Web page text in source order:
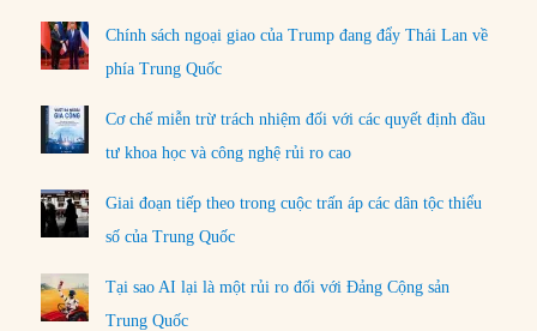
Chính sách ngoại giao của Trump đang đẩy Thái Lan về
phía Trung Quốc
Cơ chế miễn trừ trách nhiệm đối với các quyết định đầu
tư khoa học và công nghệ rủi ro cao
Giai đoạn tiếp theo trong cuộc trấn áp các dân tộc thiểu
số của Trung Quốc
Tại sao AI lại là một rủi ro đối với Đảng Cộng sản
Trung Quốc